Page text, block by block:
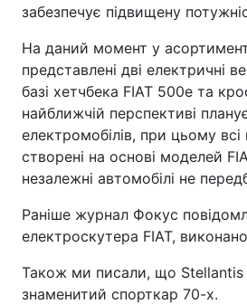
забезпечує підвищену
На даний момент у
представлені дві електричні
базі хетчбека FIAT 500e та
найближчій перспективі
електромобілів, при цьому
створені на основі моделей
незалежні автомобілі не
Раніше журнал Фокус
електроскутера FIAT,
Також ми писали, що Stellantis
знаменитий спорткар 70-х.